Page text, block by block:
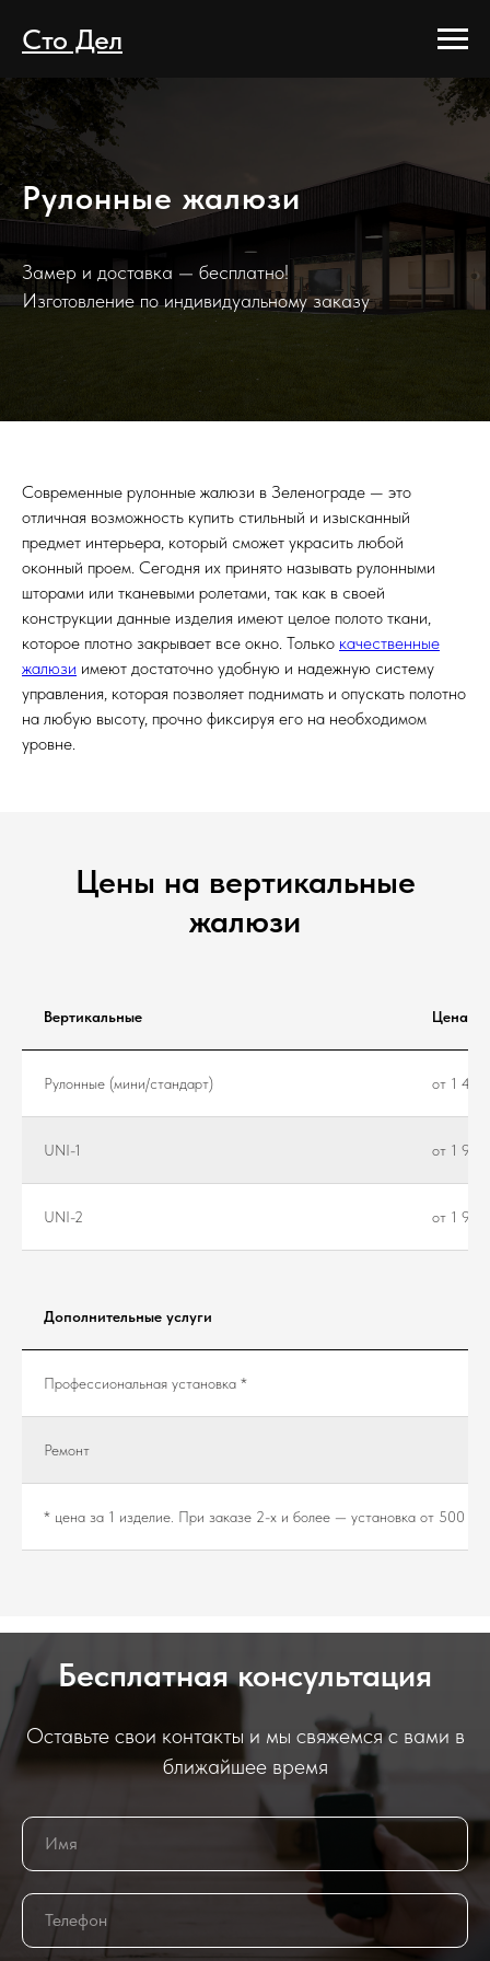
Сто Дел
Рулонные жалюзи
Замер и доставка — бесплатно!
Изготовление по индивидуальному заказу
Современные рулонные жалюзи в Зеленограде — это
отличная возможность купить стильный и изысканный
предмет интерьера, который сможет украсить любой
оконный проем. Сегодня их принято называть рулонными
шторами или тканевыми ролетами, так как в своей
конструкции данные изделия имеют целое полото ткани,
которое плотно закрывает все окно. Только качественные
жалюзи имеют достаточно удобную и надежную систему
управления, которая позволяет поднимать и опускать полотно
на любую высоту, прочно фиксируя его на необходимом
уровне.
Цены на вертикальные
жалюзи
Вертикальные Цена
Рулонные (мини/стандарт) от 1 450
UNI-1 от 1 950
UNI-2 от 1 950
Дополнительные услуги
Профессиональная установка *
Ремонт
* цена за 1 изделие. При заказе 2-х и более — установка от 500 ₽.
Бесплатная консультация
Оставьте свои контакты и мы свяжемся с вами в
ближайшее время